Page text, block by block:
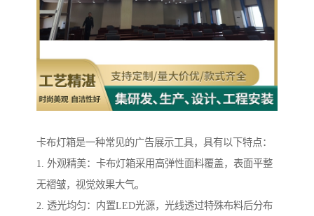
卡布灯箱是一种常见的广告展示工具，具有以下特点：
1. 外观精美：卡布灯箱采用高弹性面料覆盖，表面平整
无褶皱，视觉效果大气。
2. 透光均匀：内置LED光源，光线透过特殊布料后分布